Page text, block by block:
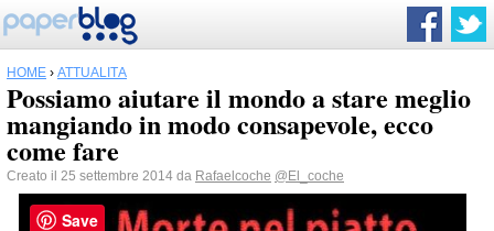
HOME › ATTUALITÀ
Possiamo aiutare il mondo a stare meglio
mangiando in modo consapevole, ecco
come fare
Creato il 25 settembre 2014 da Rafaelcoche @El_coche
Save